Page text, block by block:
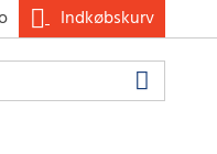
Indkøbskurv